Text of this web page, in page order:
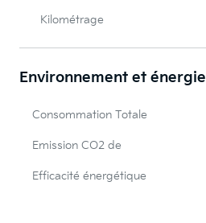
Kilométrage
Environnement et énergie
Consommation Totale
Emission CO2 de
Efficacité énergétique